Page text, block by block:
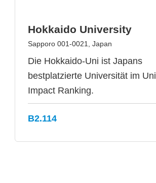
Hokkaido University
Sapporo 001-0021, Japan
Die Hokkaido-Uni ist Japans
bestplatzierte Universität im Uni
Impact Ranking.
B2.114